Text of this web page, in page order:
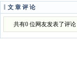
文章评论
共有0 位网友发表了评论